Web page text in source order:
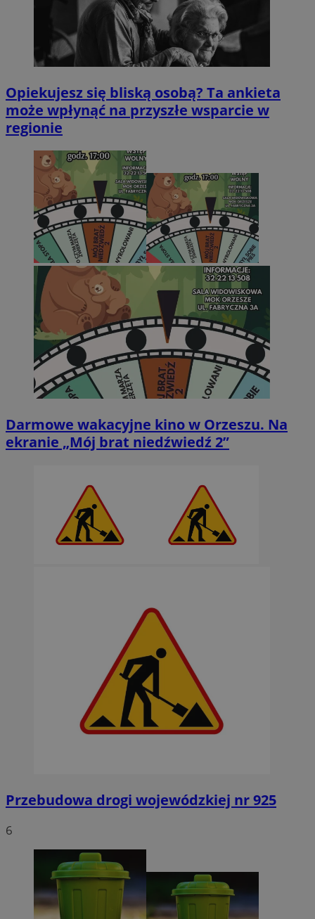
Opiekujesz się bliską osobą? Ta ankieta
może wpłynąć na przyszłe wsparcie w
regionie
Darmowe wakacyjne kino w Orzeszu. Na
ekranie „Mój brat niedźwiedź 2”
Przebudowa drogi wojewódzkiej nr 925
6